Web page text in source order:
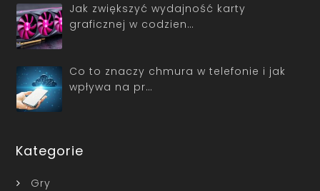
Jak zwiększyć wydajność karty
graficznej w codzien…
Co to znaczy chmura w telefonie i jak
wpływa na pr…
Kategorie
Gry